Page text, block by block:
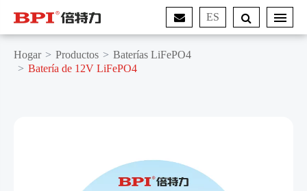
ES
Hogar Productos
Baterías LiFePO4
Batería de 12V LiFePO4